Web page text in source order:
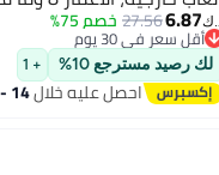
6.87
27.56خصم 75%
أقل سعر في 30 يوم
أقل سعر في 30 يوم
لك رصيد مسترجع 10% + 1
احصل عليه خلال14 - 15 اغسطس